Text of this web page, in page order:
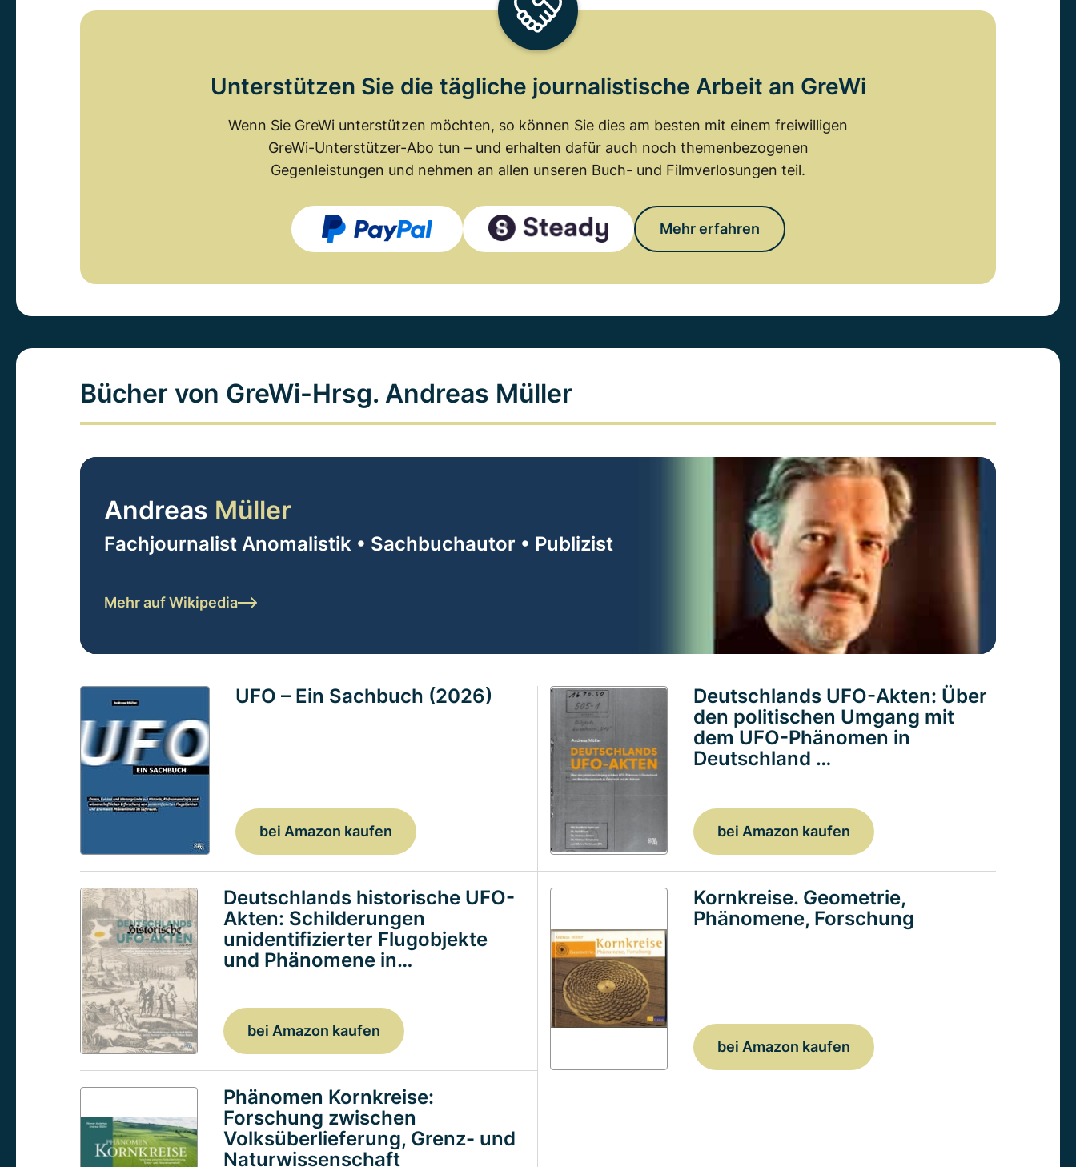
Unterstützen Sie die tägliche journalistische Arbeit an GreWi
Wenn Sie GreWi unterstützen möchten, so können Sie dies am besten mit einem freiwilligen
GreWi-Unterstützer-Abo tun – und erhalten dafür auch noch themenbezogenen
Gegenleistungen und nehmen an allen unseren Buch- und Filmverlosungen teil.
Mehr erfahren
Bücher von GreWi-Hrsg. Andreas Müller
Andreas Müller
Fachjournalist Anomalistik • Sachbuchautor • Publizist
Mehr auf Wikipedia
UFO – Ein Sachbuch (2026)
bei Amazon kaufen
Deutschlands UFO-Akten: Über
den politischen Umgang mit
dem UFO-Phänomen in
Deutschland …
bei Amazon kaufen
Deutschlands historische UFO-
Akten: Schilderungen
unidentifizierter Flugobjekte
und Phänomene in…
bei Amazon kaufen
Kornkreise. Geometrie,
Phänomene, Forschung
bei Amazon kaufen
Phänomen Kornkreise:
Forschung zwischen
Volksüberlieferung, Grenz- und
Naturwissenschaft